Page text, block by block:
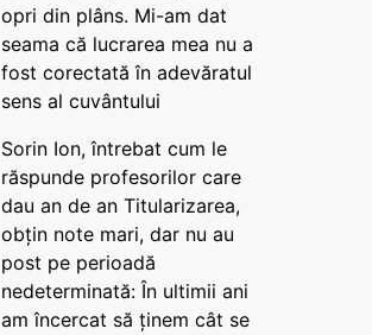
opri din plâns. Mi-am dat
seama că lucrarea mea nu a
fost corectată în adevăratul
sens al cuvântului
Sorin Ion, întrebat cum le
răspunde profesorilor care
dau an de an Titularizarea,
obțin note mari, dar nu au
post pe perioadă
nedeterminată: În ultimii ani
am încercat să ținem cât se